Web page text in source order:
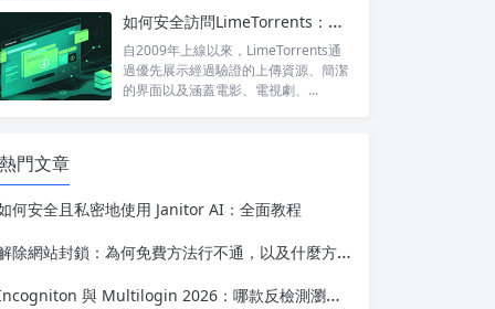
如何安全訪問LimeTorrents：使用家庭代理繞過封鎖
自2009年上線以來，LimeTorrents通
過優先展示經過驗證的上傳資源、簡潔
的界面以及涵蓋電影、電視劇、...
熱門文章
何安全且私密地使用 Janitor AI：全面教程
除網站封鎖：為何免費方法行不通，以及什麼方法才能真正長期有效
與 Multilogin 2026：哪款反檢測瀏覽器在多賬號管理方面更勝一籌？